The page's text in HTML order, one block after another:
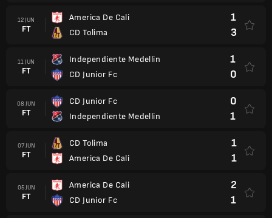
12 JUN
FT
America De Cali
CD Tolima
1
3
11 JUN
FT
Independiente Medellin
CD Junior Fc
1
0
08 JUN
FT
CD Junior Fc
Independiente Medellin
0
1
07 JUN
FT
CD Tolima
America De Cali
1
1
05 JUN
FT
America De Cali
CD Junior Fc
2
1